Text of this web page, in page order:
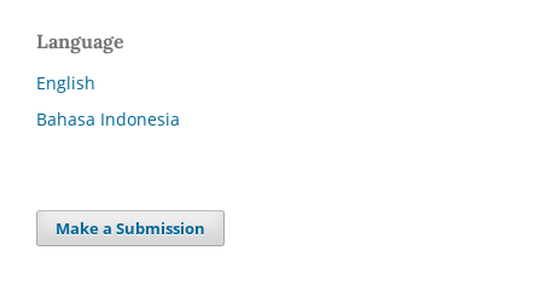
Language
English
Bahasa Indonesia
Make a Submission